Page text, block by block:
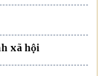
xã hội